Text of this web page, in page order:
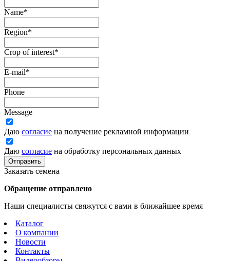
Name*
Region*
Crop of interest*
E-mail*
Phone
Message
Даю согласие на получение рекламной информации
Даю согласие на обработку персональных данных
Отправить
Заказать семена
Обращение отправлено
Наши специалисты свяжутся с вами в ближайшее время
Каталог
О компании
Новости
Контакты